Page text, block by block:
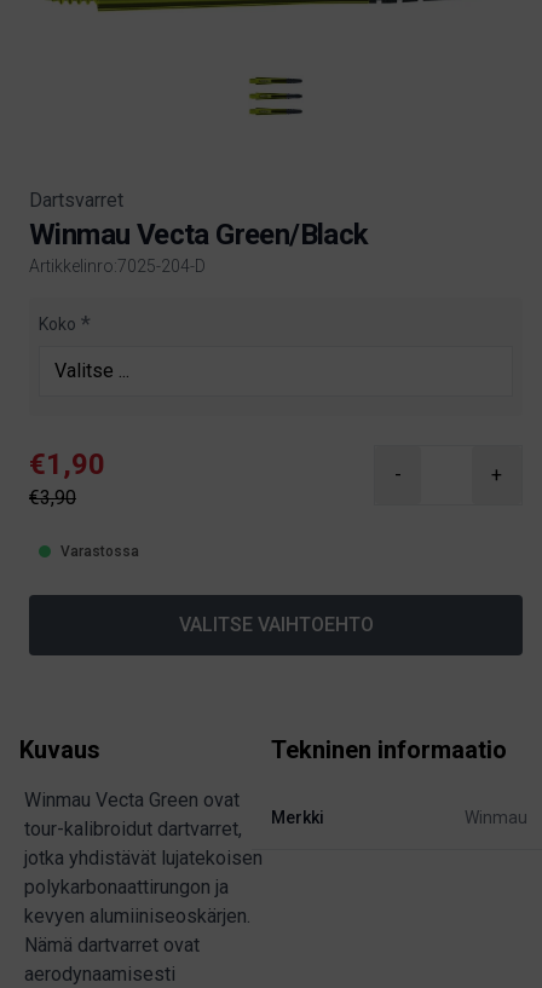
Dartsvarret
Winmau Vecta Green/Black
Artikkelinro:7025-204-D
Product information
Koko
€1,90
€3,90
- +
Varastossa
VALITSE VAIHTOEHTO
Kuvaus
Winmau Vecta Green ovat
tour-kalibroidut dartvarret,
jotka yhdistävät lujatekoisen
polykarbonaattirungon ja
kevyen alumiiniseoskärjen.
Nämä dartvarret ovat
aerodynaamisesti
Tekninen informaatio
Merkki Winmau